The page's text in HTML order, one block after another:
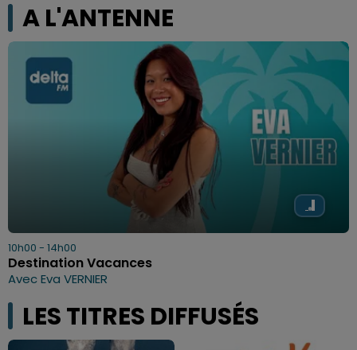
A L'ANTENNE
10h00 - 14h00
Destination Vacances
Avec Eva VERNIER
LES TITRES DIFFUSÉS